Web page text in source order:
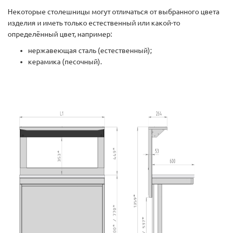
Некоторые столешницы могут отличаться от выбранного цвета
изделия и иметь только естественный или какой-то
определённый цвет, например:
нержавеющая сталь (естественный);
керамика (песочный).